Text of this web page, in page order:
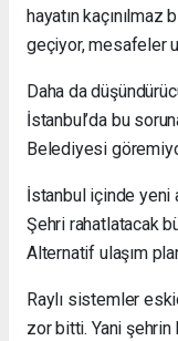
hayatın
geçiyor, mesafeler
Daha da
İstanbul’da bu
Belediyesi
İstanbul içinde yeni
Şehri rahatlatacak
Alternatif ulaşım
Raylı sistemler
zor bitti. Yani şehrin